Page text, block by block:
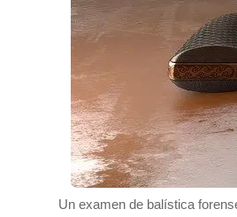
Un examen de balística